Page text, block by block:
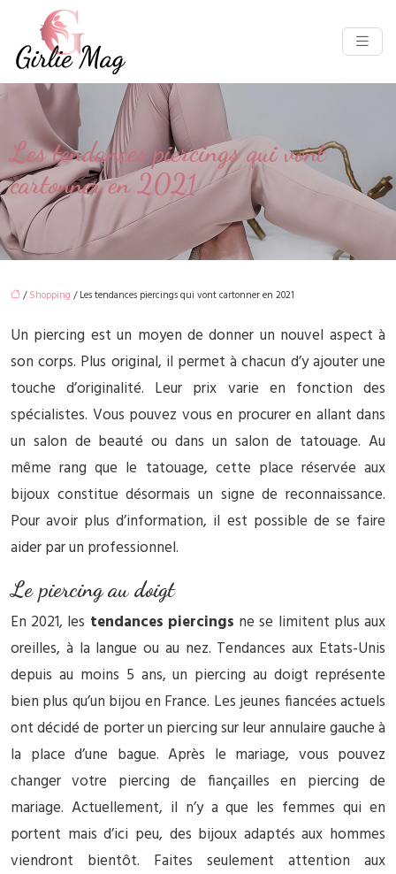
Les tendances piercings qui vont
cartonner en 2021
/Shopping / Les tendances piercings qui vont cartonner en 2021
Un piercing est un moyen de donner un nouvel aspect à
son corps. Plus original, il permet à chacun d’y ajouter une
touche d’originalité. Leur prix varie en fonction des
spécialistes. Vous pouvez vous en procurer en allant dans
un salon de beauté ou dans un salon de tatouage. Au
même rang que le tatouage, cette place réservée aux
bijoux constitue désormais un signe de reconnaissance.
Pour avoir plus d’information, il est possible de se faire
aider par un professionnel.
Le piercing au doigt
En 2021, les tendances piercings ne se limitent plus aux
oreilles, à la langue ou au nez. Tendances aux Etats-Unis
depuis au moins 5 ans, un piercing au doigt représente
bien plus qu’un bijou en France. Les jeunes fiancées actuels
ont décidé de porter un piercing sur leur annulaire gauche à
la place d’une bague. Après le mariage, vous pouvez
changer votre piercing de fiançailles en piercing de
mariage. Actuellement, il n’y a que les femmes qui en
portent mais d’ici peu, des bijoux adaptés aux hommes
viendront bientôt. Faites seulement attention aux